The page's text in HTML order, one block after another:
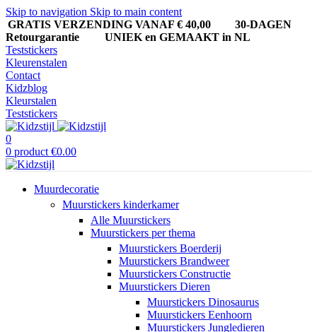
Skip to navigation Skip to main content
GRATIS VERZENDING VANAF € 40,00
30-DAGEN
Retourgarantie UNIEK en GEMAAKT in NL
Teststickers
Kleurenstalen
Contact
Kidzblog
Kleurstalen
Teststickers
0
0 product €0.00
Muurdecoratie
Muurstickers kinderkamer
Alle Muurstickers
Muurstickers per thema
Muurstickers Boerderij
Muurstickers Brandweer
Muurstickers Constructie
Muurstickers Dieren
Muurstickers Dinosaurus
Muurstickers Eenhoorn
Muurstickers Jungledieren